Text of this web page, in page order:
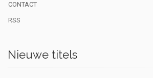
CONTACT
RSS
Nieuwe titels